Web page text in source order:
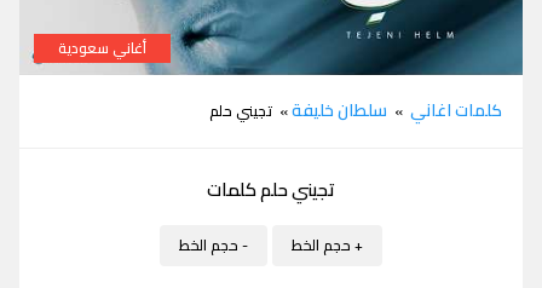
أغاني سعودية
كلمات اغاني » سلطان خليفة» تجيني حلم
تجيني حلم كلمات
+ حجم الخط - حجم الخط